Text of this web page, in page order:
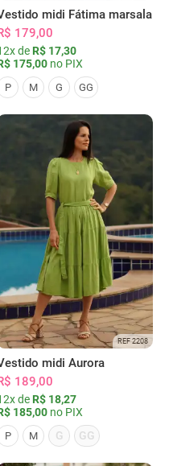
midi Fátima marsala
179,00
de R$ 17,30
175,00 no PIX
P M G GG
REF 2208
midi Aurora
189,00
de R$ 18,27
185,00 no PIX
P M G GG